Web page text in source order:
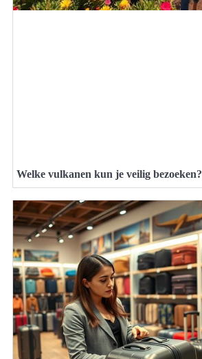
Welke vulkanen kun je veilig bezoeken?